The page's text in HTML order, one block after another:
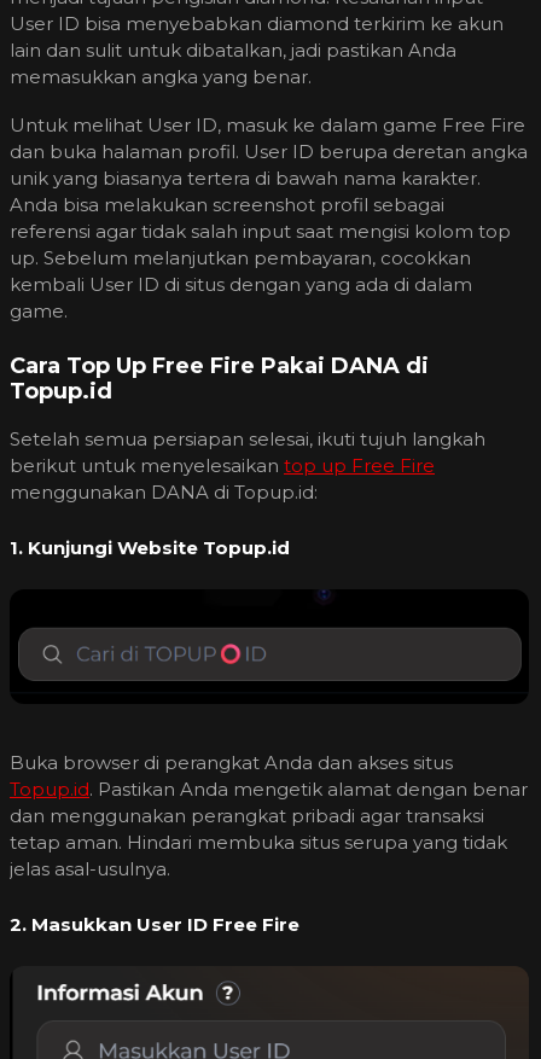
User ID bisa menyebabkan diamond terkirim ke akun
lain dan sulit untuk dibatalkan, jadi pastikan Anda
memasukkan angka yang benar.
Untuk melihat User ID, masuk ke dalam game Free Fire
dan buka halaman profil. User ID berupa deretan angka
unik yang biasanya tertera di bawah nama karakter.
Anda bisa melakukan screenshot profil sebagai
referensi agar tidak salah input saat mengisi kolom top
up. Sebelum melanjutkan pembayaran, cocokkan
kembali User ID di situs dengan yang ada di dalam
game.
Cara Top Up Free Fire Pakai DANA di
Topup.id
Setelah semua persiapan selesai, ikuti tujuh langkah
berikut untuk menyelesaikan top up Free Fire
menggunakan DANA di Topup.id:
1. Kunjungi Website Topup.id
Buka browser di perangkat Anda dan akses situs
Topup.id. Pastikan Anda mengetik alamat dengan benar
dan menggunakan perangkat pribadi agar transaksi
tetap aman. Hindari membuka situs serupa yang tidak
jelas asal-usulnya.
2. Masukkan User ID Free Fire